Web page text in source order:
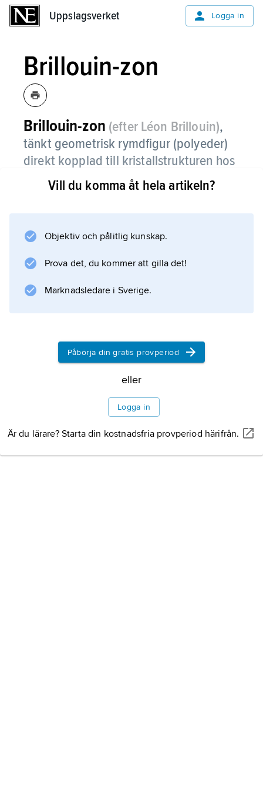
Uppslagsverket Logga in
Brillouin-zon
Brillouin-zon (efter Léon Brillouin),
tänkt geometrisk rymdfigur (polyeder)
direkt kopplad till kristallstrukturen hos
ett fast ämne.
ett fast ämne.
Information om artikeln
Vill du komma åt hela artikeln?
Objektiv och pålitlig kunskap.
Prova det, du kommer att gilla det!
Marknadsledare i Sverige.
Påbörja din gratis provperiod
eller
Logga in
Är du lärare? Starta din kostnadsfria provperiod härifrån.